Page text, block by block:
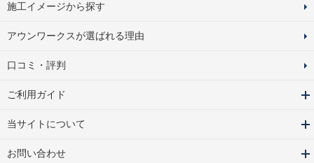
施工イメージから探す
アウンワークスが選ばれる理由
口コミ・評判
ご利用ガイド
当サイトについて
お問い合わせ